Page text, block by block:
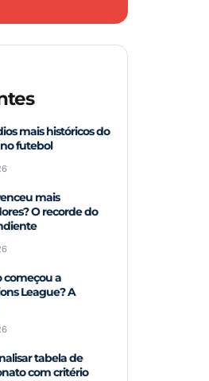
mais históricos do
futebol
mais
O recorde do
começou a
League? A
tabela de
com critério